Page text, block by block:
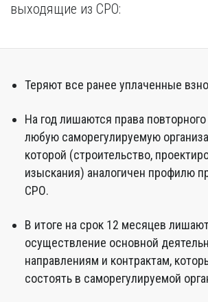
выходящие из СРО:
Теряют все ранее уплаченные
На год лишаются права
любую саморегулируемую
которой (строительство,
изыскания) аналогичен профилю
СРО.
В итоге на срок 12 месяцев
осуществление основной
направлениям и контрактам,
состоять в саморегулируемой